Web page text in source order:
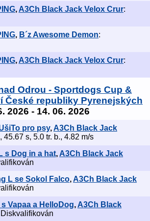
, A3Ch Black Jack Velox Crur:
, B´z Awesome Demon:
, A3Ch Black Jack Velox Crur:
Odrou - Sportdogs Cup &
České republiky Pyrenejských
2026 - 14. 06. 2026
pro psy,A3Ch Black Jack
45.67 s, 5.0 tr. b., 4.82 m/s
s Dog in a hat, A3Ch Black Jack
L se Sokol Falco,A3Ch Black Jack
Vapaa a HelloDog, A3Ch Black
Diskvalifikován